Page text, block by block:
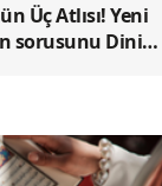
Üç Atlısı! Yeni
sorusunu Dini